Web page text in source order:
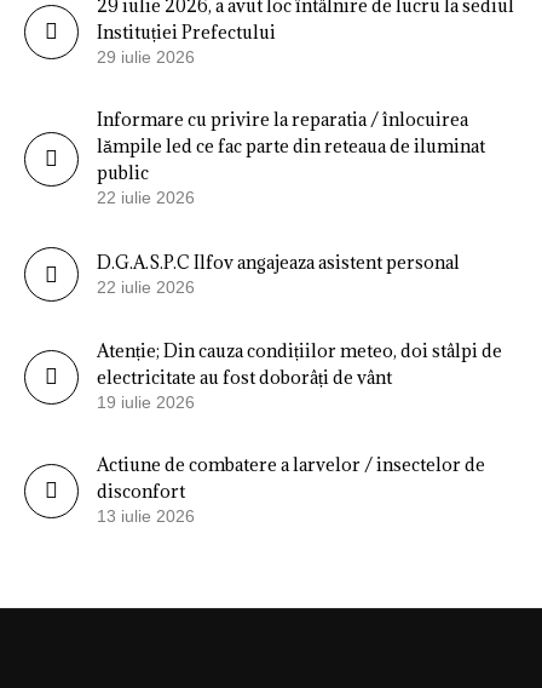
29 iulie 2026, a avut loc întâlnire de lucru la sediul
Instituției Prefectului
29 iulie 2026
Informare cu privire la reparatia / înlocuirea
lămpile led ce fac parte din reteaua de iluminat
public
22 iulie 2026
D.G.A.S.P.C Ilfov angajeaza asistent personal
22 iulie 2026
Atenție; Din cauza condițiilor meteo, doi stâlpi de
electricitate au fost doborâți de vânt
19 iulie 2026
Actiune de combatere a larvelor / insectelor de
disconfort
13 iulie 2026